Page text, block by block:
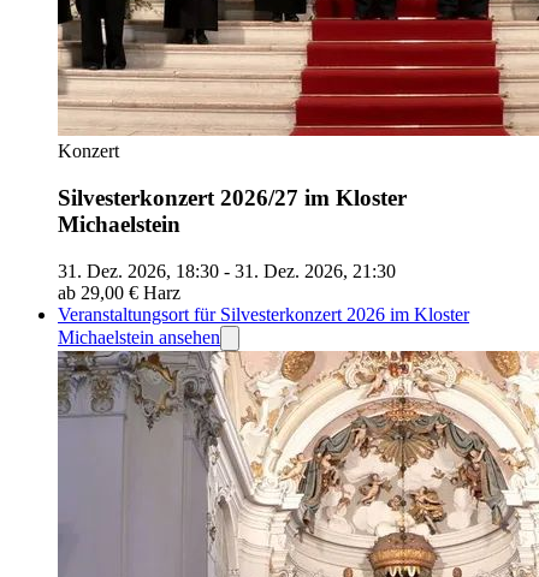
Konzert
Silvesterkonzert 2026/27 im Kloster
Michaelstein
31. Dez. 2026, 18:30 - 31. Dez. 2026, 21:30
ab 29,00 € Harz
Veranstaltungsort für Silvesterkonzert 2026 im Kloster
Michaelstein ansehen